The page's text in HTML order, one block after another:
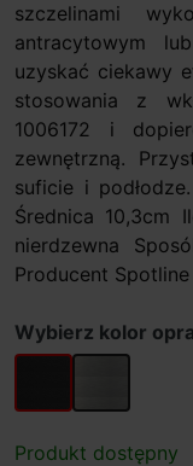
szczelinami
antracytowym
uzyskać ciekawy
stosowania z
1006172 i
zewnętrzną.
suficie i
Średnica 10,3cm
nierdzewna
Producent
Wybierz kolor
antracyt
stal
Produkt dostępny